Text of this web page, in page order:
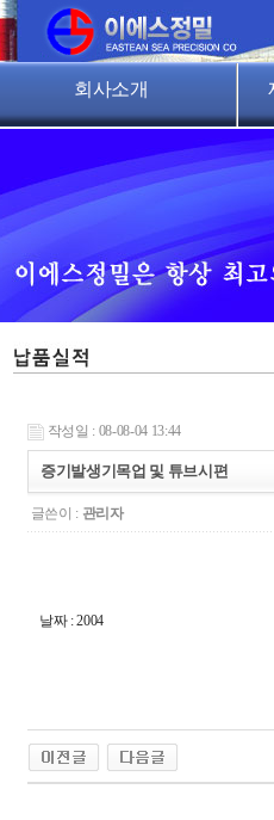
회사소개
회사연혁
사업개요
작성일 : 08-08-04 13:44
증기발생기목업 및 튜브시편
글쓴이 : 관리자
날짜 : 2004